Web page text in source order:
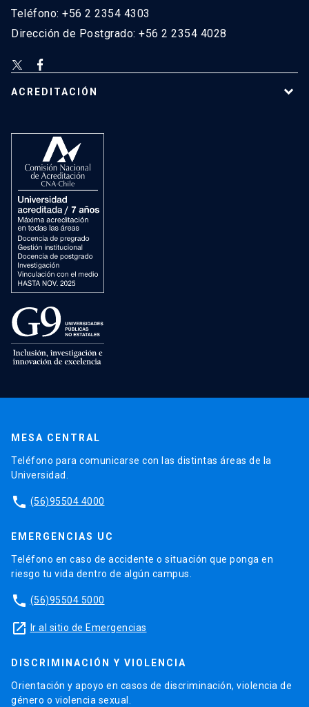
Teléfono: +56 2 2354 4303
Dirección de Postgrado: +56 2 2354 4028
ACREDITACIÓN
MESA CENTRAL
Teléfono para comunicarse con las distintas áreas de la
Universidad.
phone (56)95504 4000
EMERGENCIAS UC
Teléfono en caso de accidente o situación que ponga en
riesgo tu vida dentro de algún campus.
phone (56)95504 5000
launch Ir al sitio de Emergencias
DISCRIMINACIÓN Y VIOLENCIA
Orientación y apoyo en casos de discriminación, violencia de
género o violencia sexual.